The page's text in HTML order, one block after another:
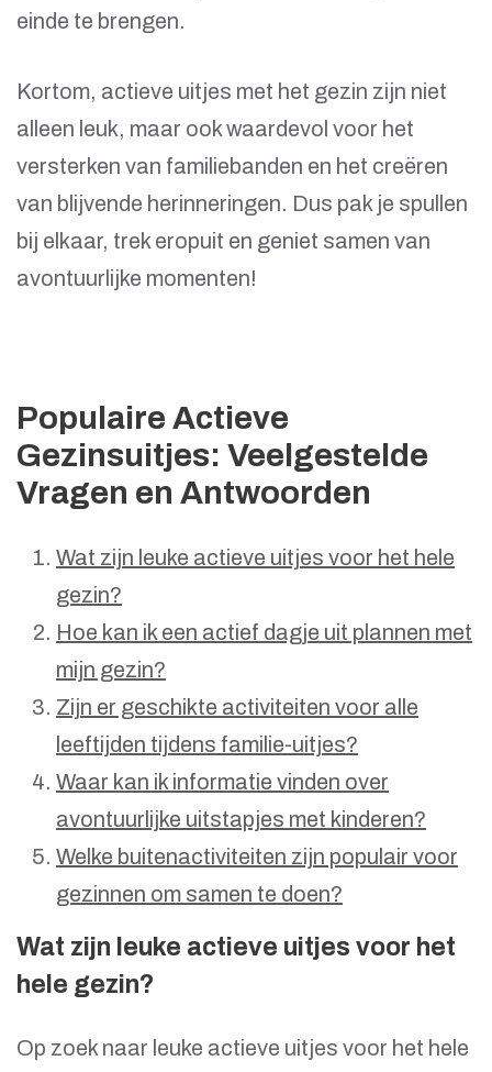
einde te brengen.
Kortom, actieve uitjes met het gezin zijn niet
alleen leuk, maar ook waardevol voor het
versterken van familiebanden en het creëren
van blijvende herinneringen. Dus pak je spullen
bij elkaar, trek eropuit en geniet samen van
avontuurlijke momenten!
Populaire Actieve
Gezinsuitjes: Veelgestelde
Vragen en Antwoorden
Wat zijn leuke actieve uitjes voor het hele
gezin?
Hoe kan ik een actief dagje uit plannen met
mijn gezin?
Zijn er geschikte activiteiten voor alle
leeftijden tijdens familie-uitjes?
Waar kan ik informatie vinden over
avontuurlijke uitstapjes met kinderen?
Welke buitenactiviteiten zijn populair voor
gezinnen om samen te doen?
Wat zijn leuke actieve uitjes voor het
hele gezin?
Op zoek naar leuke actieve uitjes voor het hele